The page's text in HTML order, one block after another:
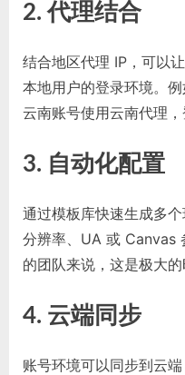
2. 代理结合
结合地区代理 IP，可以
本地用户的登录环境。
云南账号使用云南代理，
3. 自动化配置
通过模板库快速生成多
分辨率、UA 或 Canvas
的团队来说，这是极大的
4. 云端同步
账号环境可以同步到云